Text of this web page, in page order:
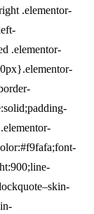
.elementor-
.elementor-